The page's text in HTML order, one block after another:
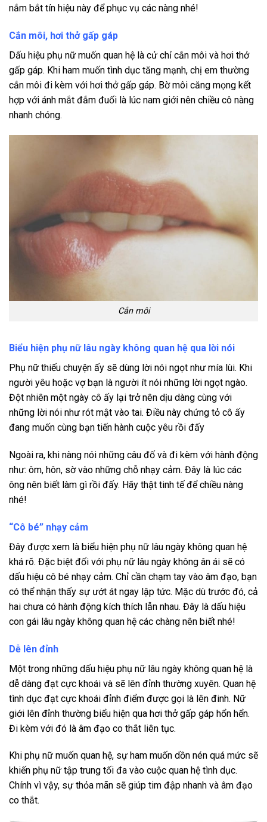
nắm bắt tín hiệu này để phục vụ các nàng nhé!
Cắn môi, hơi thở gấp gáp
Dấu hiệu phụ nữ muốn quan hệ là cử chỉ cắn môi và hơi thở
gấp gáp. Khi ham muốn tình dục tăng mạnh, chị em thường
cắn môi đi kèm với hơi thở gấp gáp. Bờ môi căng mọng kết
hợp với ánh mắt đắm đuối là lúc nam giới nên chiều cô nàng
nhanh chóng.
Cắn môi
Biểu hiện phụ nữ lâu ngày không quan hệ qua lời nói
Phụ nữ thiếu chuyện ấy sẽ dùng lời nói ngọt như mía lùi. Khi
người yêu hoặc vợ bạn là người ít nói những lời ngọt ngào.
Đột nhiên một ngày cô ấy lại trở nên dịu dàng cùng với
những lời nói như rót mật vào tai. Điều này chứng tỏ cô ấy
đang muốn cùng bạn tiến hành cuộc yêu rồi đấy
Ngoài ra, khi nàng nói những câu đố và đi kèm với hành động
như: ôm, hôn, sờ vào những chỗ nhạy cảm. Đây là lúc các
ông nên biết làm gì rồi đấy. Hãy thật tinh tế để chiều nàng
nhé!
“Cô bé” nhạy cảm
Đây được xem là biểu hiện phụ nữ lâu ngày không quan hệ
khá rõ. Đặc biệt đối với phụ nữ lâu ngày không ân ái sẽ có
dấu hiệu cô bé nhạy cảm. Chỉ cần chạm tay vào âm đạo, bạn
có thể nhận thấy sự ướt át ngay lập tức. Mặc dù trước đó, cả
hai chưa có hành động kích thích lẫn nhau. Đây là dấu hiệu
con gái lâu ngày không quan hệ các chàng nên biết nhé!
Dễ lên đỉnh
Một trong những dấu hiệu phụ nữ lâu ngày không quan hệ là
dễ dàng đạt cực khoái và sẽ lên đỉnh thường xuyên. Quan hệ
tình dục đạt cực khoái đỉnh điểm được gọi là lên đinh. Nữ
giới lên đỉnh thường biểu hiện qua hơi thở gấp gáp hổn hển.
Đi kèm với đó là âm đạo co thắt liên tục.
Khi phụ nữ muốn quan hệ, sự ham muốn dồn nén quá mức sẽ
khiến phụ nữ tập trung tối đa vào cuộc quan hệ tình dục.
Chính vì vậy, sự thỏa mãn sẽ giúp tim đập nhanh và âm đạo
co thắt.